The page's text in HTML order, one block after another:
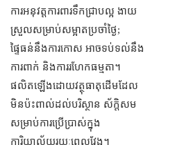
ការអនុវត្តការពារទឹកជ្រាបល្អ ងាយ
ស្រួលសម្រាប់សម្អាតប្រចាំថ្ងៃ;
ផ្ទៃធន់នឹងការកោស អាចទប់ទល់នឹង
ការពាក់ និងការរហែកធម្មតា។
ផលិតឡើងដោយវត្ថុធាតុដើមដែល
មិនប៉ះពាល់ដល់បរិស្ថាន ស័ក្តិសម
សម្រាប់ការប្រើប្រាស់ក្នុង
ការិយាល័យរយៈពេលវែង។